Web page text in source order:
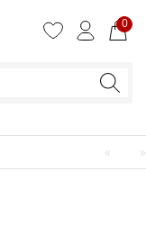
0
Ihre
« »